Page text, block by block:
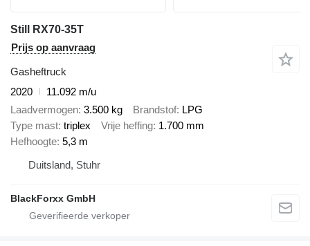
Still RX70-35T
Prijs op aanvraag
Gasheftruck
2020
11.092 m/u
Laadvermogen 3.500 kg Brandstof LPG
Type mast triplex Vrije heffing 1.700 mm
Hefhoogte 5,3 m
Duitsland, Stuhr
BlackForxx GmbH